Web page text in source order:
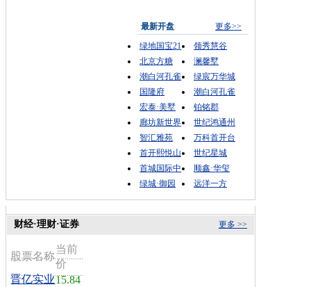
最新开盘
更多>>
绿地国宝21
领秀慧谷
北京方糖
澜馨墅
潮白河孔雀
绿宸万华城
国隆府
潮白河孔雀
宏泰·美墅
铂铭郡
廊坊新世界
世纪鸿通州
智汇雅苑
万科首开台
首开熙悦山
世纪星城
首城国际中
顺鑫·华玺
绿城·御园
远洋一方
更多 >>
财经·理财·证券
股票名称
当前
价
晋亿实业15.84